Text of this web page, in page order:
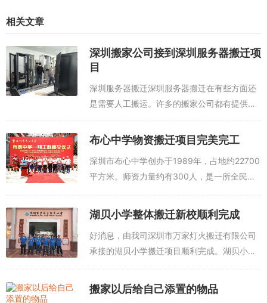
相关文章
深圳搬家公司接到深圳服务器搬迁项
目
深圳服务器搬迁深圳服务器搬迁在有些方面还
是需要人工搬运。许多的搬家公司都有提供这
个服务。那么，在服务器搬运的时候，需要考
虑什么安全问题呢?小编就给大家介绍一下。还
布心中学物资搬迁项目完美完工
深圳市布心中学创办于1989年，占地约22700
平方米。师资力量约有300人，是一所全民所
导的大力支持和关怀下，加大了教育投入，按
照省规范化标准改造了原有教学设...
湖贝小学整体搬迁新校顺利完成
好消息，由我司深圳市万家灯火搬迁有限公司
承接的湖贝小学搬迁项目顺利完成。湖贝小学
缩短为7天，任务非常重，工期非常紧，在深圳
大部分的搬迁公司望而兴叹。物资搬迁，...
搬家以后给自己添置的物品